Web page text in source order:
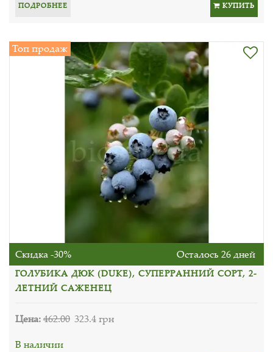
ПОДРОБНЕЕ КУПИТЬ
Топ продаж
Скидка -30% Осталось 26 дней
ГОЛУБИКА ДЮК (DUKE), СУПЕРРАННИЙ СОРТ, 2-
ЛЕТНИЙ САЖЕНЕЦ
Цена:462.00 323.4 грн
В наличии